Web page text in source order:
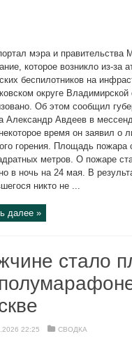
мэра и правительства
которое возникло из-за
беспилотников на
округе Владимирской
Об этом сообщил
Александр Авдеев в
время он заявил о
горения. Площадь пожара
метров. О пожаре
в ночь на 24 мая. В
никто не ...
далее »
стало
22:25 СВОДКА